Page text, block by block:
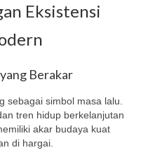
Eksistensi
Berakar
sebagai simbol masa lalu.
tren hidup berkelanjutan
akar budaya kuat
di hargai.